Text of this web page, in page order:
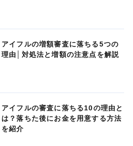
アイフルの増額審査に落ちる5つの
理由│対処法と増額の注意点を解説
アイフルの審査に落ちる10の理由と
は？落ちた後にお金を用意する方法
を紹介